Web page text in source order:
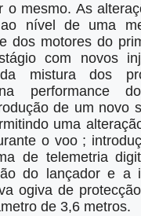
o mesmo. As
ao nível de uma
dos motores do
com novos
mistura dos
performance
de um novo
uma
o voo ;
de telemetria
do lançador e a
ogiva de
de 3,6 metros.